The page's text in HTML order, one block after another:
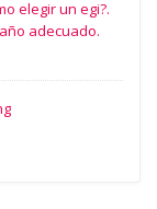
elegir un egi?.
adecuado.